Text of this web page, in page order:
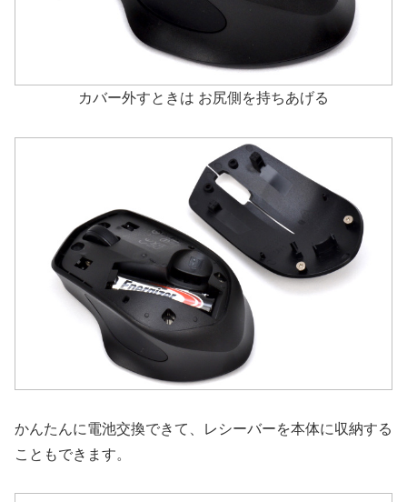
カバー外すときは お尻側を持ちあげる
かんたんに電池交換できて、レシーバーを本体に収納する
こともできます。